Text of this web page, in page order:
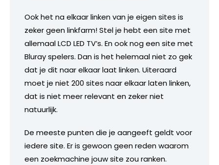
Ook het na elkaar linken van je eigen sites is
zeker geen linkfarm! Stel je hebt een site met
allemaal LCD LED TV’s. En ook nog een site met
Bluray spelers. Dan is het helemaal niet zo gek
dat je dit naar elkaar laat linken. Uiteraard
moet je niet 200 sites naar elkaar laten linken,
dat is niet meer relevant en zeker niet
natuurlijk.
De meeste punten die je aangeeft geldt voor
iedere site. Er is gewoon geen reden waarom
een zoekmachine jouw site zou ranken.